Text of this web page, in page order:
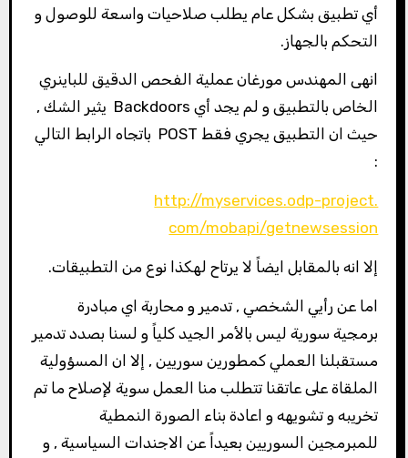
أي تطبيق بشكل عام يطلب صلاحيات واسعة للوصول و
التحكم بالجهاز.
انهى المهندس مورغان عملية الفحص الدقيق للباينري
الخاص بالتطبيق و لم يجد أي Backdoors يثير الشك ,
حيث ان التطبيق يجري فقط POST باتجاه الرابط التالي
:
http://myservices.odp-project.
com/mobapi/getnewsession
إلا انه بالمقابل ايضاً لا يرتاح لهكذا نوع من التطبيقات.
اما عن رأيي الشخصي , تدمير و محاربة اي مبادرة
برمجية سورية ليس بالأمر الجيد كلياً و لسنا بصدد تدمير
مستقبلنا العملي كمطورين سوريين , إلا ان المسؤولية
الملقاة على عاتقنا تتطلب منا العمل سوية لإصلاح ما تم
تخريبه و تشويهه و اعادة بناء الصورة النمطية
للمبرمجين السوريين بعيداً عن الاجندات السياسية , و